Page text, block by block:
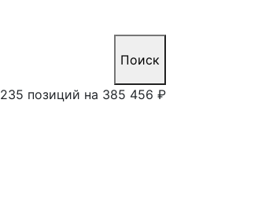
Поиск
235 позиций на 385 456 ₽